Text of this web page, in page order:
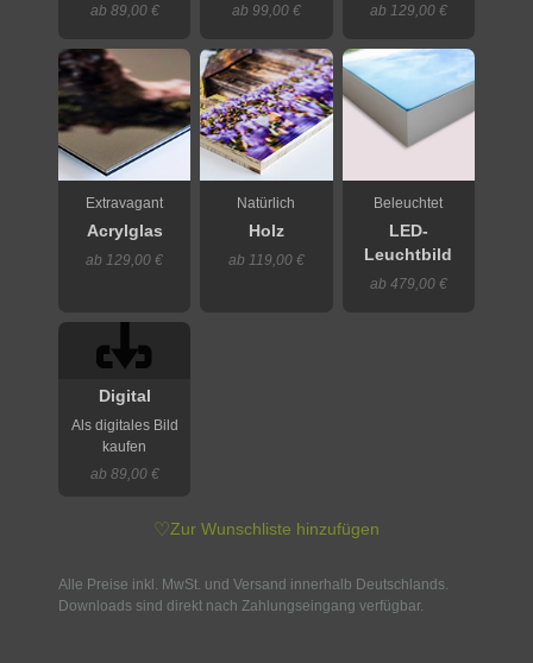
ab 89,00 € ab 99,00 € ab 129,00 €
Extravagant
Acrylglas
ab 129,00 €
Natürlich
Holz
ab 119,00 €
Beleuchtet
LED-
Leuchtbild
ab 479,00 €
Digital
Als digitales Bild
kaufen
ab 89,00 €
♡Zur Wunschliste hinzufügen
Alle Preise inkl. MwSt. und Versand innerhalb Deutschlands.
Downloads sind direkt nach Zahlungseingang verfügbar.